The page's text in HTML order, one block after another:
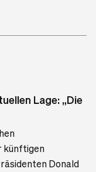
Lage: „Die
künftigen
Donald